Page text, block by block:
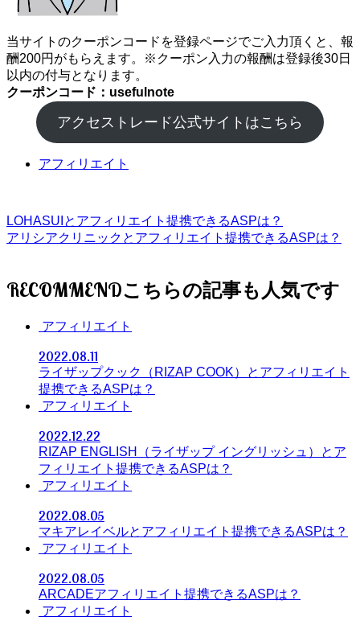
当サイトのクーポンコードを登録ページでご入力頂くと、報
酬200円がもらえます。※クーポン入力の報酬は登録後30日
以内の付与となります。
クーポンコード：usefulnote
アクセストレード公式サイトはこちら
アフィリエイト
LOHASUIとアフィリエイト提携できるASPは？
アリシアクリニックとアフィリエイト提携できるASPは？
RECOMMEND
アフィリエイト
2022.08.11
ライザップクック（RIZAP COOK）とアフィリエイト
提携できるASPは？
アフィリエイト
2022.12.22
RIZAP ENGLISH（ライザップ イングリッシュ）とア
フィリエイト提携できるASPは？
アフィリエイト
2022.08.05
マキアレイベルとアフィリエイト提携できるASPは？
アフィリエイト
2022.08.05
ARCADEアフィリエイト提携できるASPは？
アフィリエイト